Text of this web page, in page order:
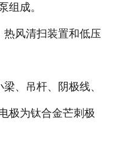
组成。
风清扫装置和低压
、吊杆、阴极线、
极为钛合金芒刺极